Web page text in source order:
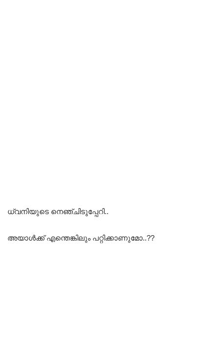
ധ്വനിയുടെ നെഞ്ചിടുപ്പേറി..
അയാൾക്ക് എന്തെങ്കിലും പറ്റിക്കാണുമോ..??